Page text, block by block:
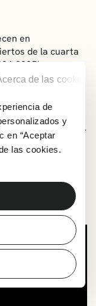
de las cookies
de
y
en “Aceptar
las cookies.
en
de la cuarta
2025’, cuyo
en todos estos
esta ocasión,
vocales destilan
sido respaldada
acompañada de
de la escena
diciembre en la
Etxea.